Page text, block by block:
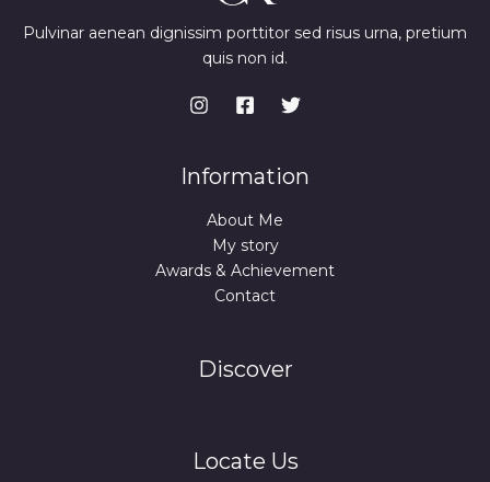
Pulvinar aenean dignissim porttitor sed risus urna, pretium
quis non id.
Information
About Me
My story
Awards & Achievement
Contact
Discover
Locate Us